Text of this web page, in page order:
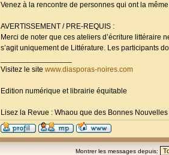
Venez à la rencontre de personnes qui ont la
AVERTISSEMENT / PRE-REQUIS :
Merci de noter que ces ateliers d’écriture
s’agit uniquement de Littérature. Les participants
Visitez le site www.diasporas-noires.com
Edition numérique et librairie équitable
Lisez la Revue : Whaou que des Bonnes
Montrer les messages depuis: